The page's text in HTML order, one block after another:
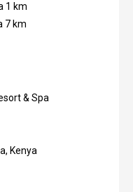
1 km
7 km
& Spa
Kenya